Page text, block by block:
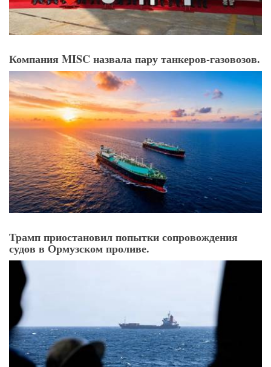
Компания MISC назвала пару танкеров-газовозов.
Трамп приостановил попытки сопровождения
судов в Ормузском проливе.